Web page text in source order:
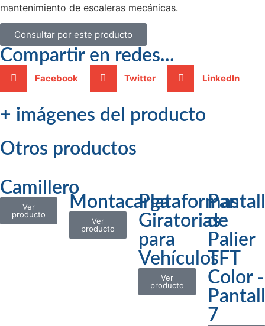
mantenimiento de escaleras mecánicas.
Consultar por este producto
Compartir en redes...
Facebook Twitter LinkedIn
+ imágenes del producto
Otros productos
Camillero
Ver
producto
Montacarga
Ver
producto
Plataformas
Giratorias
para
Vehículos
Ver
producto
de
Palier
TFT
Color -
7